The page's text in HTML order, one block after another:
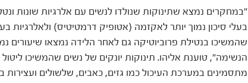
"במחקרים נמצא שתינוקות שנולדו לנשים עם אלרגיות שונות
בעלי סיכון נמוך יותר לאקזמה (אטופיק דרמטיטיס) ולאלרגיות
שהמשיכו בנטילת פרוביוטיקה גם לאחר הלידה נמצאו שיעורים
הנשימה", טוענת אליהו. תינוקות יונקים של נשים שהמשיכו
מתסמינים במערכת העיכול כמו גזים, כאבים, שלשולים ועצירות